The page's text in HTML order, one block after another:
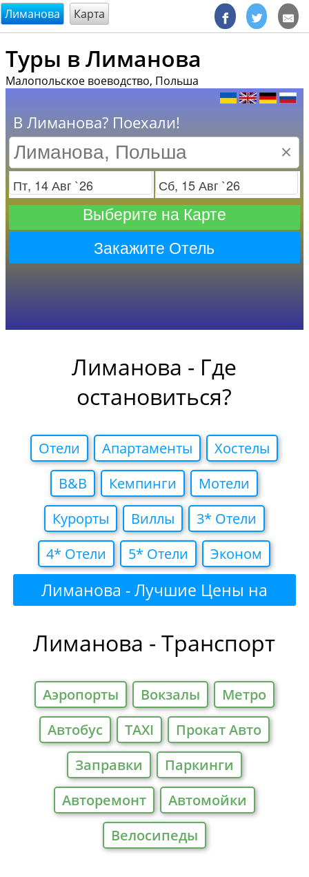
@endsectiom
Лиманова Карта
Туры в Лиманова
Малопольское воеводство, Польша
В Лиманова? Поехали!
×
Заезд Отъезд
Выберите на Карте
Закажите Отель
Лиманова - Где
остановиться?
Отели Апартаменты
Хостелы
B&B
Кемпинги
Мотели
Курорты
Виллы
3* Отели
4* Отели
5* Отели Эконом
Лиманова - Лучшие Цены на
Лиманова - Транспорт
Аэропорты Вокзалы
Метро
Автобус
TAXI
Прокат Авто
Заправки
Паркинги
Авторемонт
Автомойки
Велосипеды